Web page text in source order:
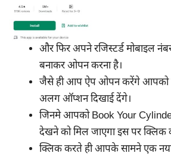
और फिर अपने रजिस्टर्ड मोबाइल
बनाकर ओपन करना है।
जैसे ही आप ऐप ओपन करेंगे आपको
अलग ऑप्शन दिखाई देंगे।
जिनमे आपको Book Your
देखने को मिल जाएगा इस पर क्लिक
क्लिक करते ही आपके सामने एक